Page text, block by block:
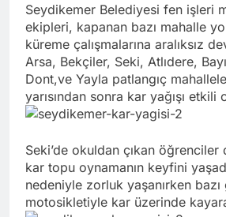
Seydikemer Belediyesi fen işleri
ekipleri, kapanan bazı mahalle
küreme çalışmalarına aralıksız
Arsa, Bekçiler, Seki, Atlıdere,
Dont,ve Yayla patlangıç
yarısından sonra kar yağışı etkili
Seki’de okuldan çıkan öğrenciler
kar topu oynamanın keyfini
nedeniyle zorluk yaşanırken
motosikletiyle kar üzerinde